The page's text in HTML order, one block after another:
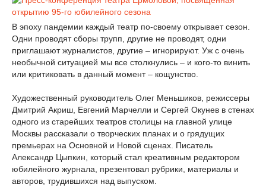
В эпоху пандемии каждый театр по-своему открывает сезон.
Одни проводят сборы трупп, другие не проводят, одни
приглашают журналистов, другие – игнорируют. Уж с очень
необычной ситуацией мы все столкнулись – и кого-то винить
или критиковать в данный момент – кощунство.
Художественный руководитель Олег Меньшиков, режиссеры
Дмитрий Акриш, Евгений Марчелли и Сергей Окунев в стенах
одного из старейших театров столицы на главной улице
Москвы рассказали о творческих планах и о грядущих
премьерах на Основной и Новой сценах. Писатель
Александр Цыпкин, который стал креативным редактором
юбилейного журнала, презентовал рубрики, материалы и
авторов, трудившихся над выпуском.